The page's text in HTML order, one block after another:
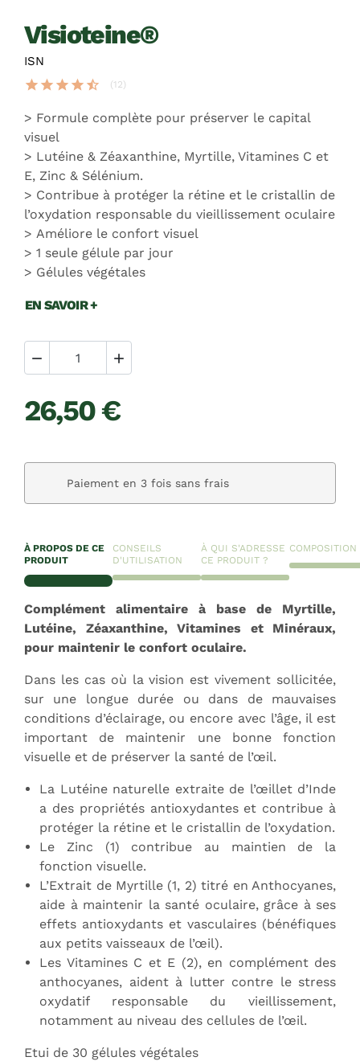
visioteine®
ISN
star star star star star_half (12)
Formule complète pour préserver le capital
visuel
Lutéine & Zéaxanthine, Myrtille, Vitamines C et
E, Zinc & Sélénium.
Contribue à protéger la rétine et le cristallin de
l’oxydation responsable du vieillissement oculaire
Améliore le confort visuel
1 seule gélule par jour
Gélules végétales
EN SAVOIR +
 
26,50 €
Paiement en 3 fois sans frais
À PROPOS DE CE
PRODUIT
CONSEILS
D'UTILISATION
À QUI S'ADRESSE
CE PRODUIT ?
COMPOSITION
Complément alimentaire à base de Myrtille,
Lutéine, Zéaxanthine, Vitamines et Minéraux,
pour maintenir le confort oculaire.
Dans les cas où la vision est vivement sollicitée,
sur une longue durée ou dans de mauvaises
conditions d’éclairage, ou encore avec l’âge, il est
important de maintenir une bonne fonction
visuelle et de préserver la santé de l’œil.
La Lutéine naturelle extraite de l’œillet d’Inde
a des propriétés antioxydantes et contribue à
protéger la rétine et le cristallin de l’oxydation.
Le Zinc (1) contribue au maintien de la
fonction visuelle.
L’Extrait de Myrtille (1, 2) titré en Anthocyanes,
aide à maintenir la santé oculaire, grâce à ses
effets antioxydants et vasculaires (bénéfiques
aux petits vaisseaux de l’œil).
Les Vitamines C et E (2), en complément des
anthocyanes, aident à lutter contre le stress
oxydatif responsable du vieillissement,
notamment au niveau des cellules de l’œil.
Etui de 30 gélules végétales